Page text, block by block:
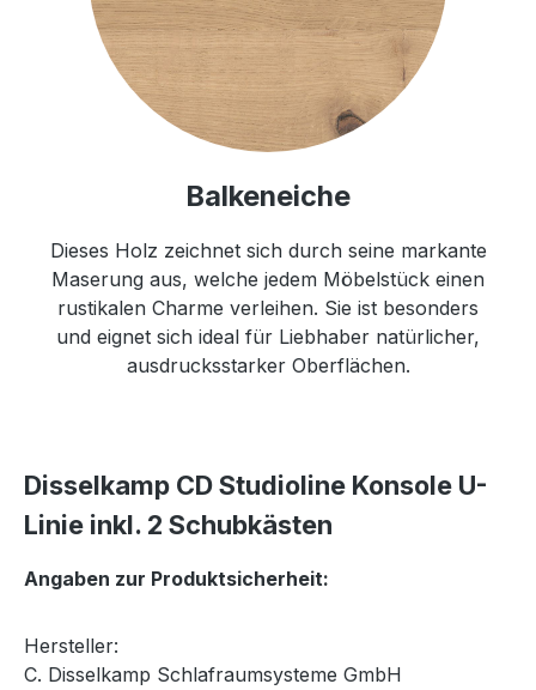
Balkeneiche
Dieses Holz zeichnet sich durch seine markante
Maserung aus, welche jedem Möbelstück einen
rustikalen Charme verleihen. Sie ist besonders
und eignet sich ideal für Liebhaber natürlicher,
ausdrucksstarker Oberflächen.
Disselkamp CD Studioline Konsole U-
Linie inkl. 2 Schubkästen
Angaben zur Produktsicherheit:
Hersteller:
C. Disselkamp Schlafraumsysteme GmbH